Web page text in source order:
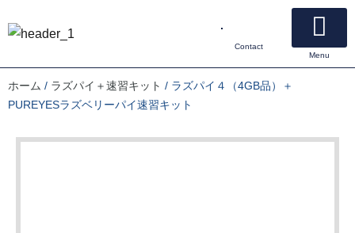
Contact
Menu
ホーム / ラズパイ＋速習キット / ラズパイ４（4GB品）＋
PUREYESラズベリーパイ速習キット